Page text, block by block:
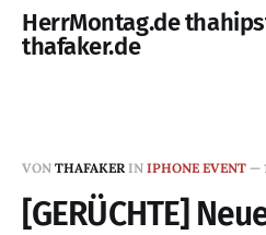
HerrMontag.de
thafaker.de
VON THAFAKER IN IPHONE EVENT —
[GERÜCHTE]